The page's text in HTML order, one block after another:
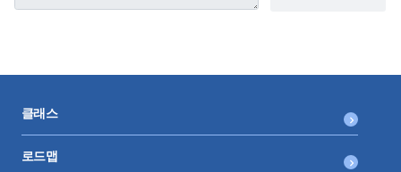
클래스
로드맵